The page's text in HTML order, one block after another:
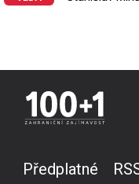
Předplatné